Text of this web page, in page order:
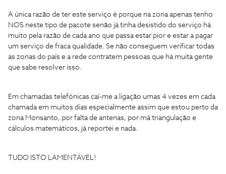
A única razão de ter este serviço é porque na zona apenas tenho
NOS neste tipo de pacote senão já tinha desistido do serviço há
muito pela razão de cada ano que passa estar pior e estar a pagar
um serviço de fraca qualidade. Se não conseguem verificar todas
as zonas do país e a rede contratem pessoas que há muita gente
que sabe resolver isso.
Em chamadas telefónicas caí-me a ligação umas 4 vezes em cada
chamada em muitos dias especialmente assim que estou perto da
zona Monsanto, por falta de antenas, por má triangulação e
cálculos matemáticos, já reportei e nada.
TUDO ISTO LAMENTÀVEL!